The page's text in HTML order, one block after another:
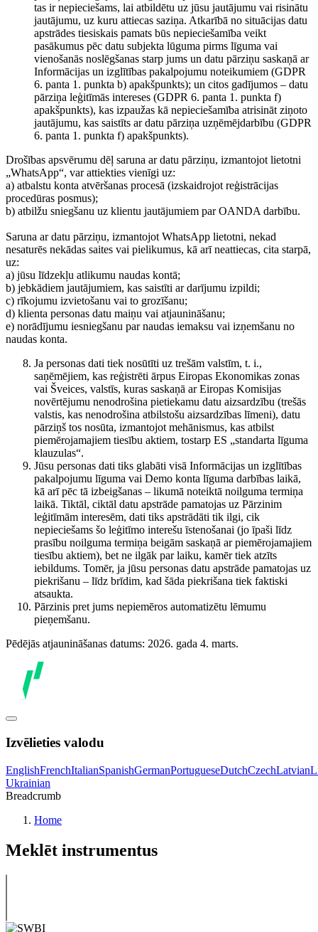
tas ir nepieciešams, lai atbildētu uz jūsu jautājumu vai risinātu
jautājumu, uz kuru attiecas saziņa. Atkarībā no situācijas datu
apstrādes tiesiskais pamats būs nepieciešamība veikt
pasākumus pēc datu subjekta lūguma pirms līguma vai
vienošanās noslēgšanas starp jums un datu pārziņu saskaņā ar
Informācijas un izglītības pakalpojumu noteikumiem (GDPR
6. panta 1. punkta b) apakšpunkts); un citos gadījumos – datu
pārziņa leģitīmās intereses (GDPR 6. panta 1. punkta f)
apakšpunkts), kas izpaužas kā nepieciešamība atrisināt ziņoto
jautājumu, kas saistīts ar datu pārziņa uzņēmējdarbību (GDPR
6. panta 1. punkta f) apakšpunkts).
Drošības apsvērumu dēļ saruna ar datu pārziņu, izmantojot lietotni
„WhatsApp“, var attiekties vienīgi uz:
a) atbalstu konta atvēršanas procesā (izskaidrojot reģistrācijas
procedūras posmus);
b) atbilžu sniegšanu uz klientu jautājumiem par OANDA darbību.
Saruna ar datu pārziņu, izmantojot WhatsApp lietotni, nekad
nesaturēs nekādas saites vai pielikumus, kā arī neattiecas, cita starpā,
uz:
a) jūsu līdzekļu atlikumu naudas kontā;
b) jebkādiem jautājumiem, kas saistīti ar darījumu izpildi;
c) rīkojumu izvietošanu vai to grozīšanu;
d) klienta personas datu maiņu vai atjaunināšanu;
e) norādījumu iesniegšanu par naudas iemaksu vai izņemšanu no
naudas konta.
Ja personas dati tiek nosūtīti uz trešām valstīm, t. i.,
saņēmējiem, kas reģistrēti ārpus Eiropas Ekonomikas zonas
vai Šveices, valstīs, kuras saskaņā ar Eiropas Komisijas
novērtējumu nenodrošina pietiekamu datu aizsardzību (trešās
valstis, kas nenodrošina atbilstošu aizsardzības līmeni), datu
pārziņš tos nosūta, izmantojot mehānismus, kas atbilst
piemērojamajiem tiesību aktiem, tostarp ES „standarta līguma
klauzulas“.
Jūsu personas dati tiks glabāti visā Informācijas un izglītības
pakalpojumu līguma vai Demo konta līguma darbības laikā,
kā arī pēc tā izbeigšanas – likumā noteiktā noilguma termiņa
laikā. Tiktāl, ciktāl datu apstrāde pamatojas uz Pārzinim
leģitīmām interesēm, dati tiks apstrādāti tik ilgi, cik
nepieciešams šo leģitīmo interešu īstenošanai (jo īpaši līdz
prasību noilguma termiņa beigām saskaņā ar piemērojamajiem
tiesību aktiem), bet ne ilgāk par laiku, kamēr tiek atzīts
iebildums. Tomēr, ja jūsu personas datu apstrāde pamatojas uz
piekrišanu – līdz brīdim, kad šāda piekrišana tiek faktiski
atsaukta.
Pārzinis pret jums nepiemēros automatizētu lēmumu
pieņemšanu.
Pēdējās atjaunināšanas datums: 2026. gada 4. marts.
Izvēlieties valodu
EnglishFrenchItalianSpanishGermanPortugueseDutchCzechLatvian
Ukrainian
Breadcrumb
Home
Meklēt instrumentus